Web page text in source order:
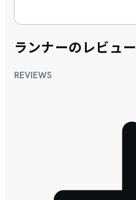
ランナーのレビュー
REVIEWS